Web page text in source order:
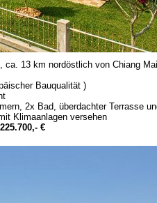
ca. 13 km nordöstlich von Chiang
Bauqualität )
2x Bad, überdachter Terrasse
Klimaanlagen versehen
€